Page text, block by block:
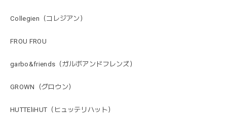
Collegien（コレジアン）
FROU FROU
garbo&friends（ガルボアンドフレンズ）
GROWN（グロウン）
HUTTEliHUT（ヒュッテリハット）